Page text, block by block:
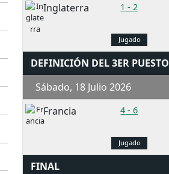
Inglaterra
1 -2
Jugado
DEFINICIÓN DEL 3ER PUESTO
Sábado, 18 Julio 2026
Francia
4 -6
Jugado
FINAL